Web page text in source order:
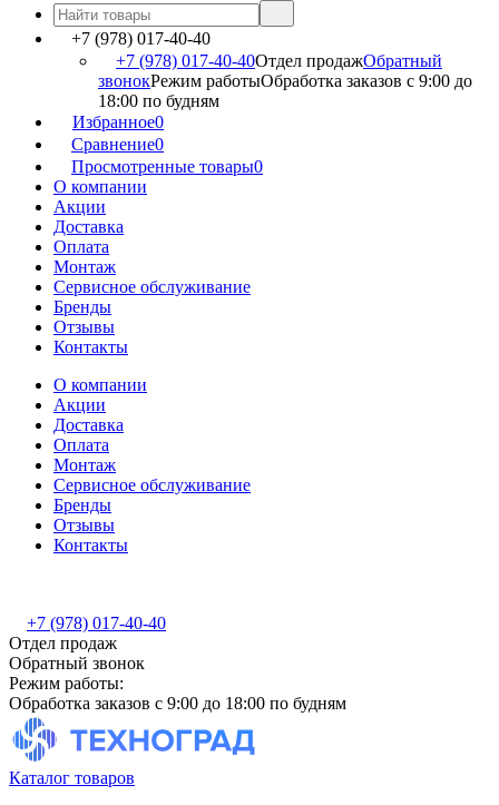
+7 (978) 017-40-40
+7 (978) 017-40-40Отдел продажОбратный
звонокРежим работыОбработка заказов с 9:00 до
18:00 по будням
Избранное0
Сравнение0
Просмотренные товары0
О компании
Акции
Доставка
Оплата
Монтаж
Сервисное обслуживание
Бренды
Отзывы
Контакты
О компании
Акции
Доставка
Оплата
Монтаж
Сервисное обслуживание
Бренды
Отзывы
Контакты
+7 (978) 017-40-40
Отдел продаж
Обратный звонок
Режим работы:
Обработка заказов с 9:00 до 18:00 по будням
Каталог товаров